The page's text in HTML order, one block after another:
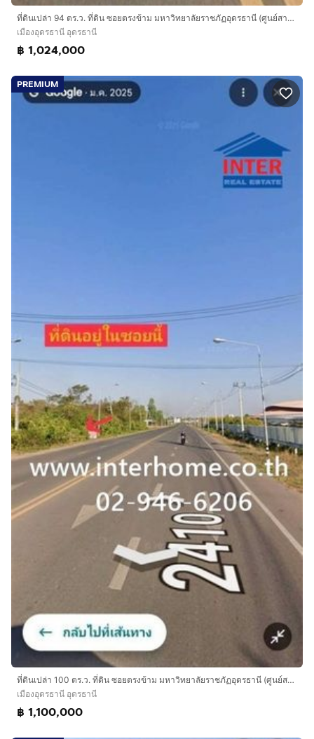
ที่ดินเปล่า 94 ตร.ว. ที่ดิน ซอยตรงข้าม มหาวิทยาลัยราชภัฏอุดรธานี (ศูนย์สามพร้าว) ถนนทางหลวงหมายเลข2410 เมืองอุดรธานี อุดรธานี
เมืองอุดรธานี อุดรธานี
฿ 1,024,000
PREMIUM
ที่ดินเปล่า 100 ตร.ว. ที่ดิน ซอยตรงข้าม มหาวิทยาลัยราชภัฏอุดรธานี (ศูนย์สามพร้าว) ถนนทางหลวงหมายเลข2410 เมืองอุดรธานี อุดรธานี
เมืองอุดรธานี อุดรธานี
฿ 1,100,000